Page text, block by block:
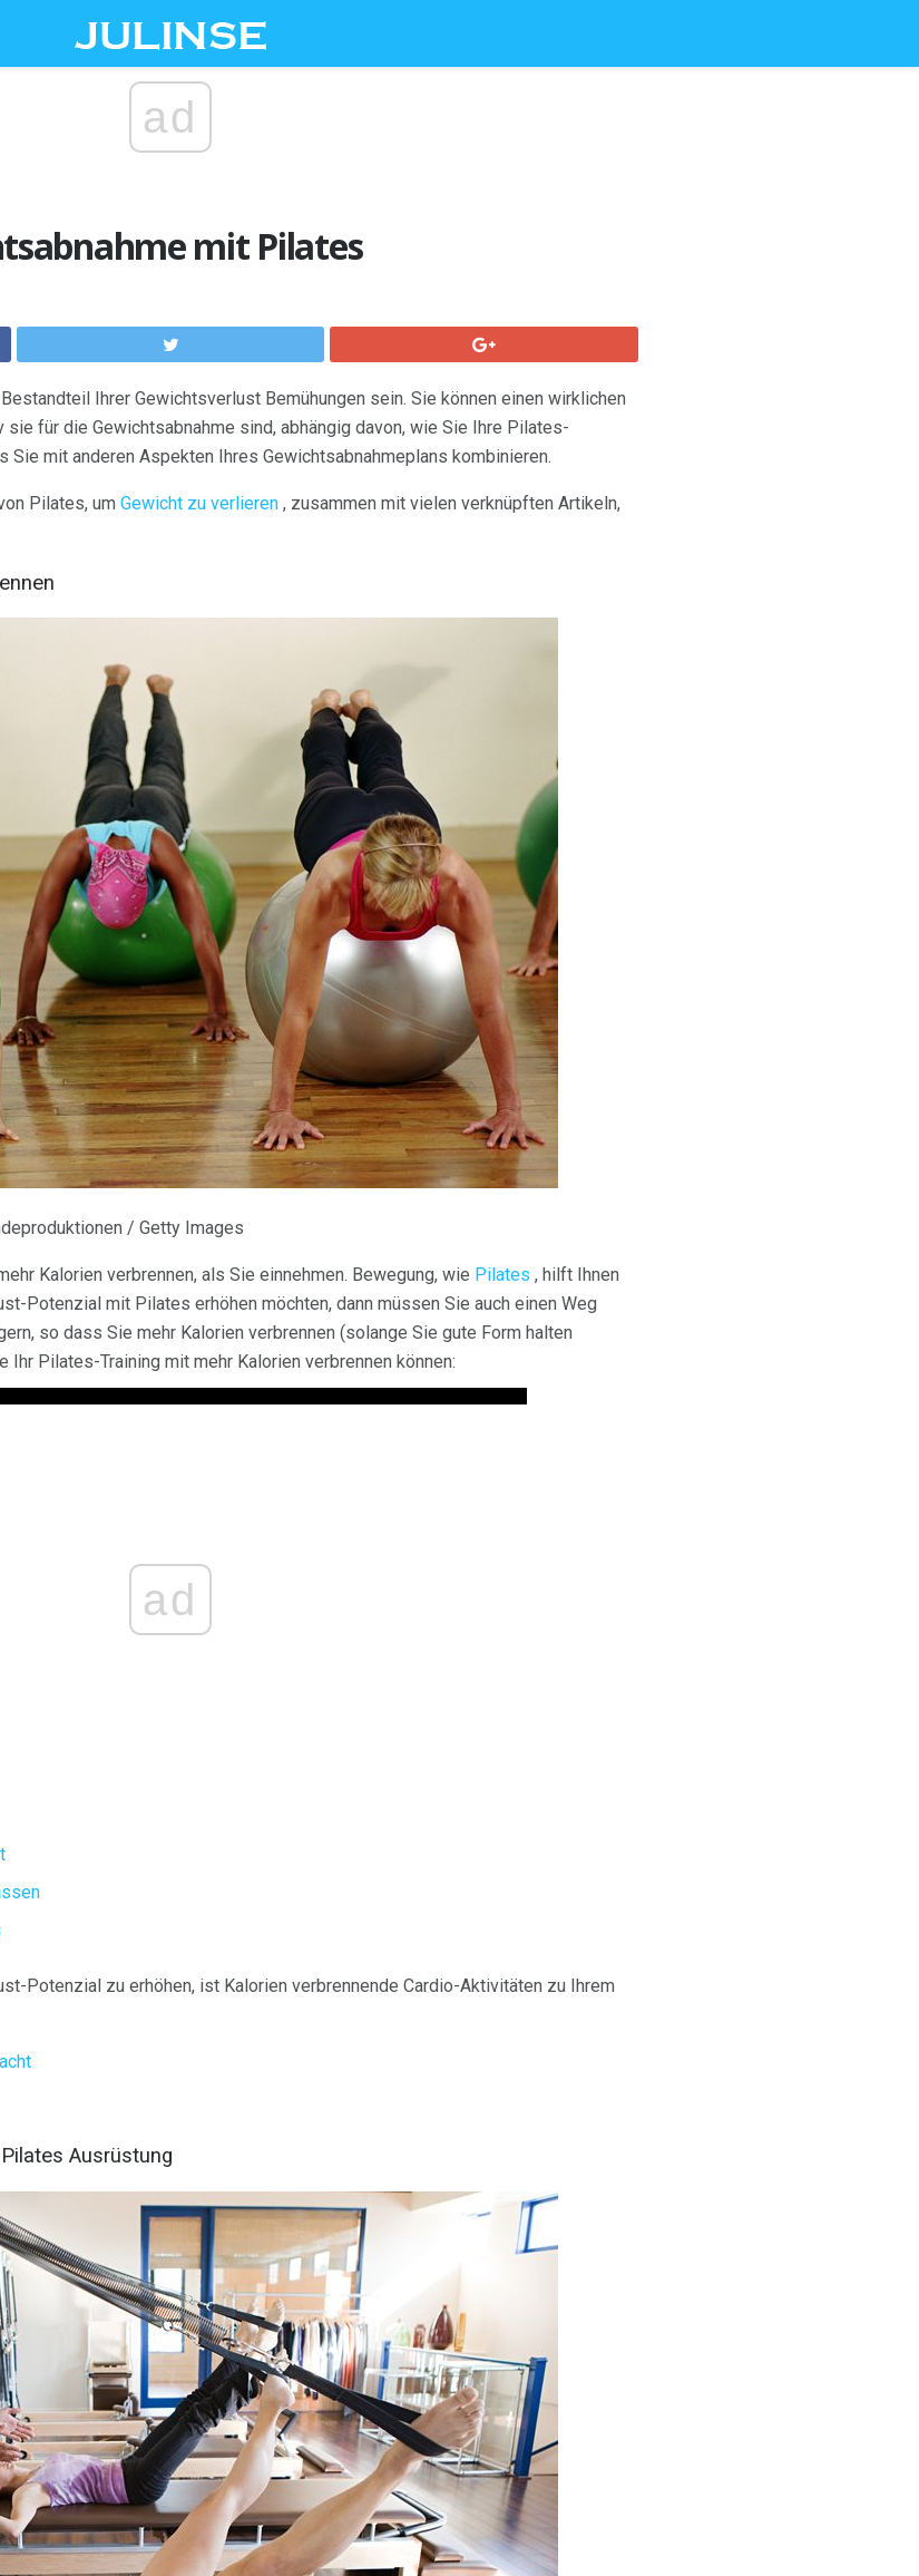
ad
mit Pilates
Ihrer Gewichtsverlust Bemühungen sein. Sie können einen wirklichen
für die Gewichtsabnahme sind, abhängig davon, wie Sie Ihre Pilates-
Sie mit anderen Aspekten Ihres Gewichtsabnahmeplans kombinieren.
Pilates, um Gewicht zu verlieren , zusammen mit vielen verknüpften Artikeln,
/ Getty Images
Kalorien verbrennen, als Sie einnehmen. Bewegung, wie Pilates , hilft Ihnen
Potenzial mit Pilates erhöhen möchten, dann müssen Sie auch einen Weg
so dass Sie mehr Kalorien verbrennen (solange Sie gute Form halten
Ihr Pilates-Training mit mehr Kalorien verbrennen können:
ad
Potenzial zu erhöhen, ist Kalorien verbrennende Cardio-Aktivitäten zu Ihrem
Ausrüstung